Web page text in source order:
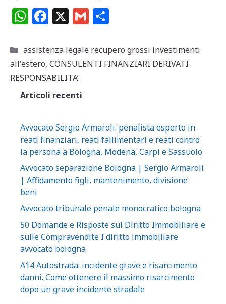
W
at
s
A
p
F
c
e
b
o
k
X G
ai
l
n
di
Categorie
assistenza legale recupero grossi investimenti
all'estero, CONSULENTI FINANZIARI DERIVATI
RESPONSABILITA’
Articoli recenti
Avvocato Sergio Armaroli: penalista esperto in
reati finanziari, reati fallimentari e reati contro
la persona a Bologna, Modena, Carpi e Sassuolo
Avvocato separazione Bologna | Sergio Armaroli
| Affidamento figli, mantenimento, divisione
beni
Avvocato tribunale penale monocratico bologna
50 Domande e Risposte sul Diritto Immobiliare e
sulle Compravendite I diritto immobiliare
avvocato bologna
A14 Autostrada: incidente grave e risarcimento
danni. Come ottenere il massimo risarcimento
dopo un grave incidente stradale